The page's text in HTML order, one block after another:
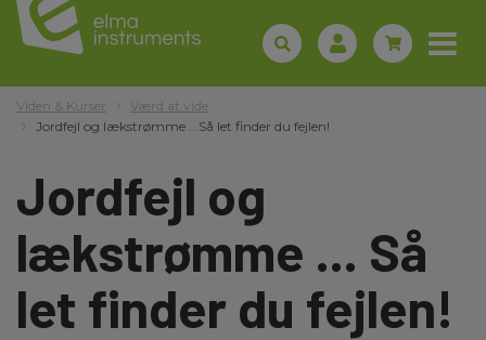
Viden & Kurser
Værd at vide
Jordfejl og lækstrømme ...Så let finder du fejlen!
Jordfejl og
lækstrømme ... Så
let finder du fejlen!